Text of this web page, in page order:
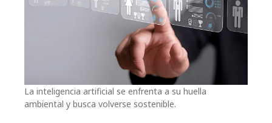
La inteligencia artificial se enfrenta a su huella
ambiental y busca volverse sostenible.